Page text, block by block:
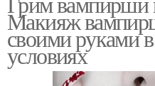
Макияж
своими руками
условиях